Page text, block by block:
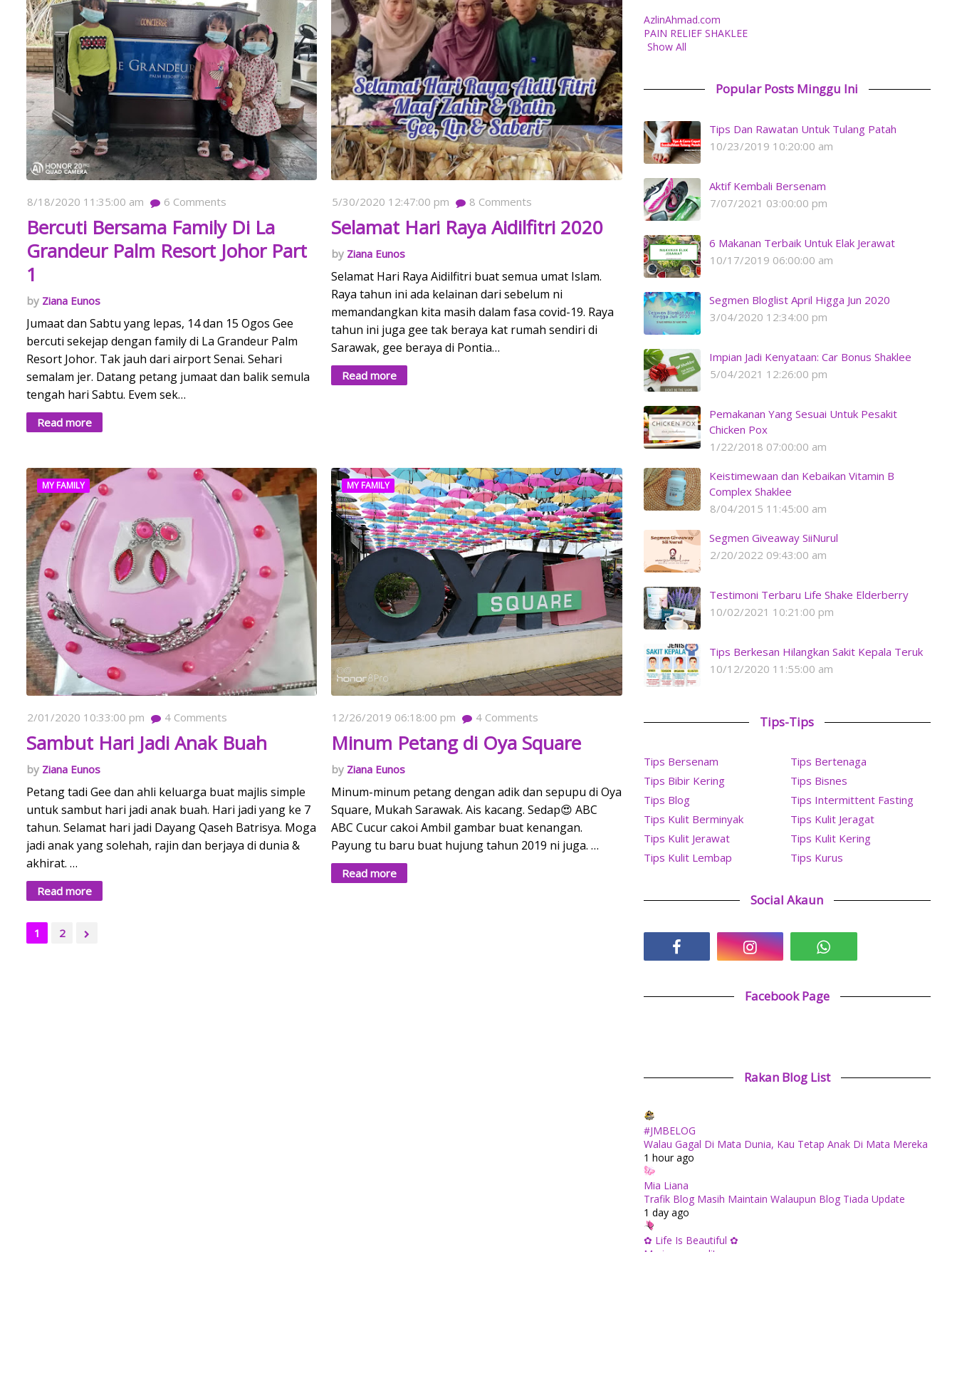
8/18/2020 11:35:00 am 6 Comments
Bercuti Bersama Family Di La
Grandeur Palm Resort Johor Part
1
Ziana Eunos
Jumaat dan Sabtu yang lepas, 14 dan 15 Ogos Gee
bercuti sekejap dengan family di La Grandeur Palm
Resort Johor. Tak jauh dari airport Senai. Sehari
semalam jer. Datang petang jumaat dan balik semula
tengah hari Sabtu. Evem sek…
Read more
5/30/2020 12:47:00 pm 8 Comments
Selamat Hari Raya Aidilfitri 2020
Ziana Eunos
Selamat Hari Raya Aidilfitri buat semua umat Islam.
Raya tahun ini ada kelainan dari sebelum ni
memandangkan kita masih dalam fasa covid-19. Raya
tahun ini juga gee tak beraya kat rumah sendiri di
Sarawak, gee beraya di Pontia…
Read more
MY FAMILY
2/01/2020 10:33:00 pm 4 Comments
Sambut Hari Jadi Anak Buah
Ziana Eunos
Petang tadi Gee dan ahli keluarga buat majlis simple
untuk sambut hari jadi anak buah. Hari jadi yang ke 7
tahun. Selamat hari jadi Dayang Qaseh Batrisya. Moga
jadi anak yang solehah, rajin dan berjaya di dunia &
akhirat. …
Read more
MY FAMILY
12/26/2019 06:18:00 pm 4 Comments
Minum Petang di Oya Square
Ziana Eunos
Minum-minum petang dengan adik dan sepupu di Oya
Square, Mukah Sarawak. Ais kacang. Sedap😍 ABC
ABC Cucur cakoi Ambil gambar buat kenangan.
Payung tu baru buat hujung tahun 2019 ni juga. …
Read more
1 2
AzlinAhmad.com
PAIN RELIEF SHAKLEE
Show All
Popular Posts Minggu Ini
Tips Dan Rawatan Untuk Tulang Patah
10/23/2019 10:20:00 am
Aktif Kembali Bersenam
7/07/2021 03:00:00 pm
6 Makanan Terbaik Untuk Elak Jerawat
10/17/2019 06:00:00 am
Segmen Bloglist April Higga Jun 2020
3/04/2020 12:34:00 pm
Impian Jadi Kenyataan: Car Bonus Shaklee
5/04/2021 12:26:00 pm
Pemakanan Yang Sesuai Untuk Pesakit
Chicken Pox
1/22/2018 07:00:00 am
Keistimewaan dan Kebaikan Vitamin B
Complex Shaklee
8/04/2015 11:45:00 am
Segmen Giveaway SiiNurul
2/20/2022 09:43:00 am
Testimoni Terbaru Life Shake Elderberry
10/02/2021 10:21:00 pm
Tips Berkesan Hilangkan Sakit Kepala Teruk
10/12/2020 11:55:00 am
Tips-Tips
Tips Bersenam
Tips Bertenaga
Tips Bibir Kering
Tips Bisnes
Tips Blog
Tips Intermittent Fasting
Tips Kulit Berminyak
Tips Kulit Jeragat
Tips Kulit Jerawat
Tips Kulit Kering
Tips Kulit Lembap
Tips Kurus
Social Akaun
Facebook Page
Rakan Blog List
#JMBELOG
Walau Gagal Di Mata Dunia, Kau Tetap Anak Di Mata Mereka
1 hour ago
Mia Liana
Trafik Blog Masih Maintain Walaupun Blog Tiada Update
1 day ago
✿ Life Is Beautiful ✿
Mari mengundi!